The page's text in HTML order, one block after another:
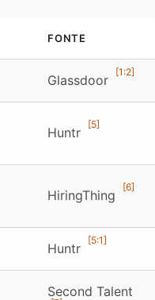
FONTE
Glassdoor
[1:2]
Huntr
[5]
HiringThing
[6]
Huntr
[5:1]
Second Talent